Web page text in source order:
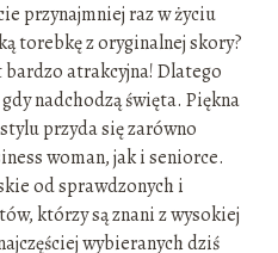
przynajmniej raz w życiu
torebkę z oryginalnej skory?
atrakcyjna! Dlatego
nadchodzą święta. Piękna
przyda się zarówno
woman, jak i seniorce.
od sprawdzonych i
którzy są znani z wysokiej
wybieranych dziś